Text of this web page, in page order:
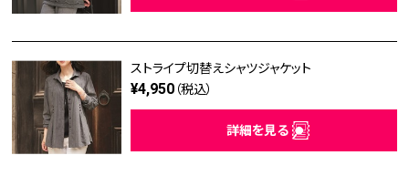
ストライプ切替えシャツジャケット
¥4,950 （税込）
詳細を見る